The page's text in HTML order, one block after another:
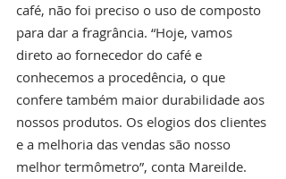
café, não foi preciso o uso de composto
para dar a fragrância. “Hoje, vamos
direto ao fornecedor do café e
conhecemos a procedência, o que
confere também maior durabilidade aos
nossos produtos. Os elogios dos clientes
e a melhoria das vendas são nosso
melhor termômetro”, conta Mareilde.